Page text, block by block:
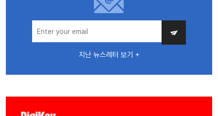
지난 뉴스레터 보기 +